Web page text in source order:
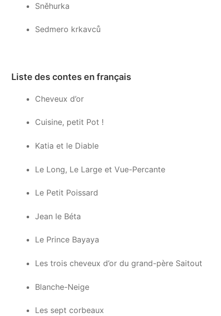
Sněhurka
Sedmero krkavců
Liste des contes en français
Cheveux d’or
Cuisine, petit Pot !
Katia et le Diable
Le Long, Le Large et Vue-Percante
Le Petit Poissard
Jean le Béta
Le Prince Bayaya
Les trois cheveux d’or du grand-père Saitout
Blanche-Neige
Les sept corbeaux